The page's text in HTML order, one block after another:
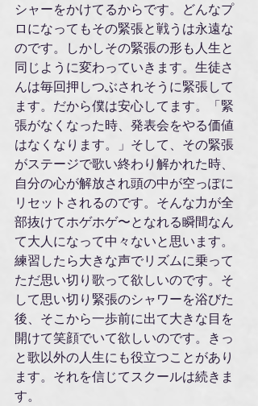
シャーをかけてるからです。どんなプ
ロになってもその緊張と戦うは永遠な
のです。しかしその緊張の形も人生と
同じように変わっていきます。生徒さ
んは毎回押しつぶされそうに緊張して
ます。だから僕は安心してます。「緊
張がなくなった時、発表会をやる価値
はなくなります。」そして、その緊張
がステージで歌い終わり解かれた時、
自分の心が解放され頭の中が空っぽに
リセットされるのです。そんな力が全
部抜けてホゲホゲ〜となれる瞬間なん
て大人になって中々ないと思います。
練習したら大きな声でリズムに乗って
ただ思い切り歌って欲しいのです。そ
して思い切り緊張のシャワーを浴びた
後、そこから一歩前に出て大きな目を
開けて笑顔でいて欲しいのです。きっ
と歌以外の人生にも役立つことがあり
ます。それを信じてスクールは続きま
す。